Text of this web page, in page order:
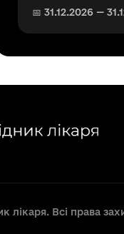
📅 31.12.2026 —
лікаря. Всі права